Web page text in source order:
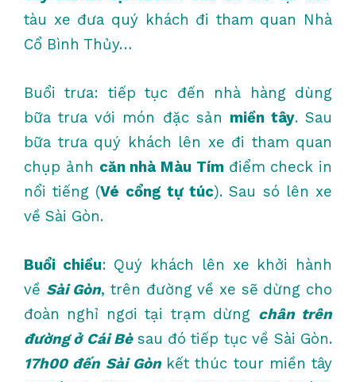
tàu xe đưa quý khách đi tham quan Nhà
Cổ Bình Thủy…
Buổi trưa: tiếp tục đến nhà hàng dùng
bữa trưa với món đặc sản miền tây. Sau
bữa trưa quý khách lên xe đi tham quan
chụp ảnh căn nhà Màu Tím điểm check in
nổi tiếng (Vé cổng tự túc). Sau só lên xe
về Sài Gòn.
Buổi chiều: Quý khách lên xe khởi hành
về Sài Gòn, trên đường về xe sẽ dừng cho
đoàn nghỉ ngơi tại trạm dừng chân trên
đường ở Cái Bè sau đó tiếp tục về Sài Gòn.
17h00 đến Sài Gòn kết thúc tour miền tây